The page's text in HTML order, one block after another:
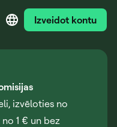
Izveidot kontu
izvēloties no
1 € un bez